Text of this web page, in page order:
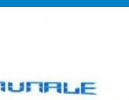
e dei